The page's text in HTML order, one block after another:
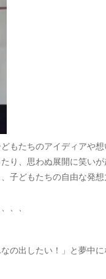
もたちのアイディアや
り、思わぬ展開に笑い
子どもたちの自由な発
、、
の出したい！」と夢中